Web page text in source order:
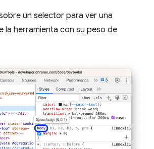
un selector para ver una
la herramienta con su peso de